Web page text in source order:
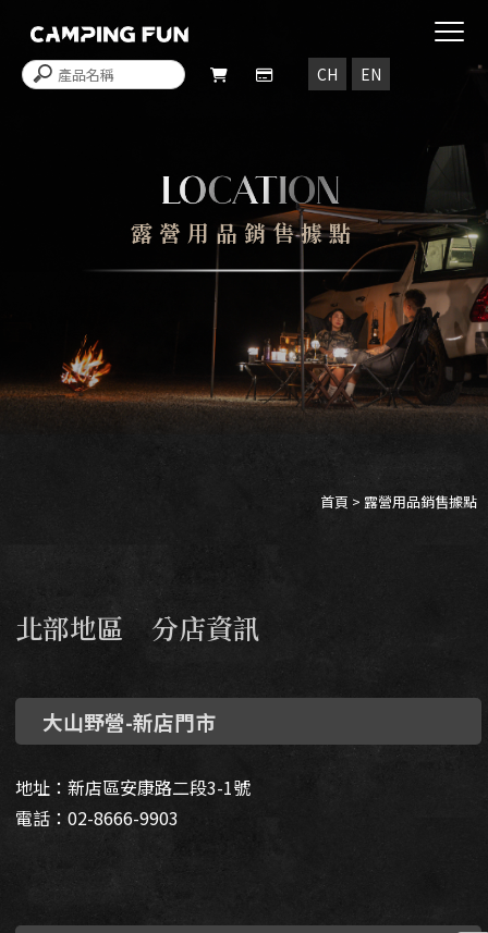
露營用品銷售據點
首頁 > 露營用品銷售據點
北部地區 分店資訊
大山野營-新店門市
地址：新店區安康路二段3-1號
電話：02-8666-9903